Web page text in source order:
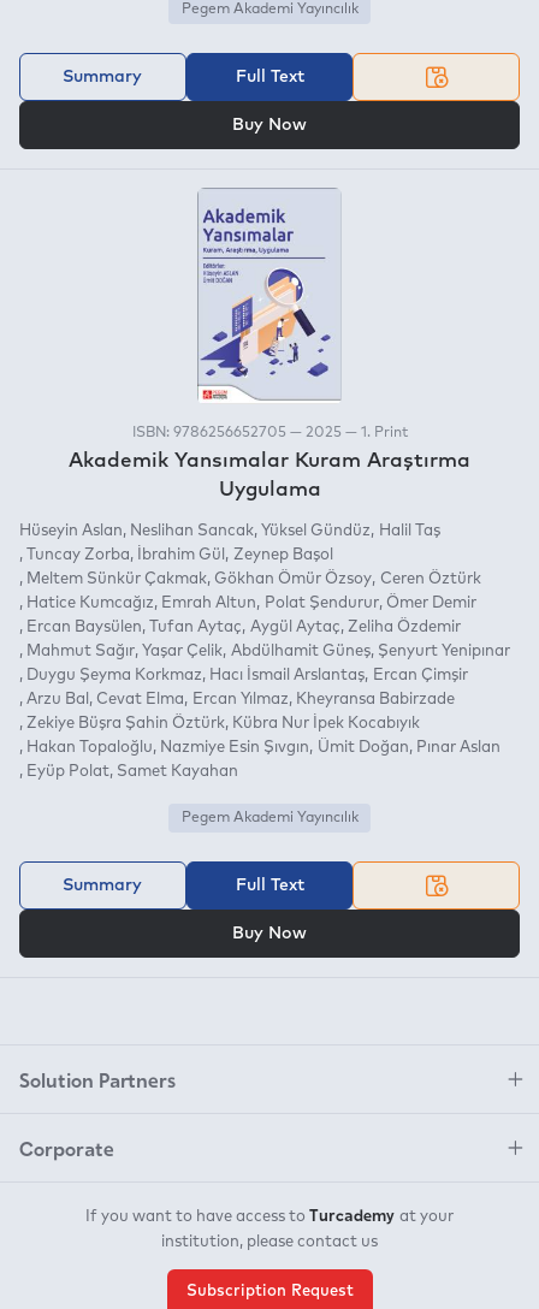
Pegem Akademi Yayıncılık
Summary Full Text
Buy Now
ISBN: 9786256652705 — 2025 — 1. Print
Akademik Yansımalar Kuram Araştırma
Uygulama
Hüseyin Aslan Neslihan Sancak Yüksel Gündüz
Halil Taş
Tuncay Zorba
İbrahim Gül
Zeynep Başol
Meltem Sünkür Çakmak Gökhan Ömür Özsoy
Ceren Öztürk
Hatice Kumcağız
Emrah Altun Polat Şendurur Ömer Demir
Ercan Baysülen
Tufan Aytaç Aygül Aytaç Zeliha Özdemir
Mahmut Sağır Yaşar Çelik Abdülhamit Güneş Şenyurt Yenipınar
Duygu Şeyma Korkmaz
Hacı İsmail Arslantaş
Ercan Çimşir
Arzu Bal
Cevat Elma Ercan Yılmaz
Kheyransa Babirzade
Zekiye Büşra Şahin Öztürk
Kübra Nur İpek Kocabıyık
Hakan Topaloğlu
Nazmiye Esin Şıvgın Ümit Doğan
Pınar Aslan
Eyüp Polat Samet Kayahan
Pegem Akademi Yayıncılık
Summary Full Text
Buy Now
Solution Partners
Corporate
If you want to have access to Turcademy at your
institution, please contact us
Subscription Request